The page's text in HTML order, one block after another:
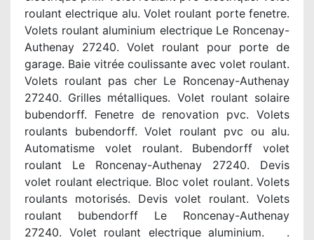
roulant electrique alu. Volet roulant porte fenetre.
Volets roulant aluminium electrique Le Roncenay-
Authenay 27240. Volet roulant pour porte de
garage. Baie vitrée coulissante avec volet roulant.
Volets roulant pas cher Le Roncenay-Authenay
27240. Grilles métalliques. Volet roulant solaire
bubendorff. Fenetre de renovation pvc. Volets
roulants bubendorff. Volet roulant pvc ou alu.
Automatisme volet roulant. Bubendorff volet
roulant Le Roncenay-Authenay 27240. Devis
volet roulant electrique. Bloc volet roulant. Volets
roulants motorisés. Devis volet roulant. Volets
roulant bubendorff Le Roncenay-Authenay
27240. Volet roulant electrique aluminium. .